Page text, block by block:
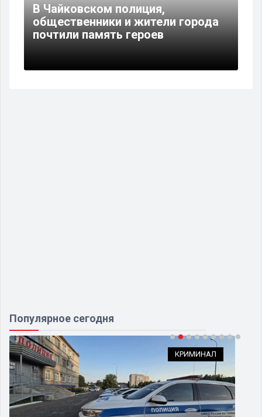
В Чайковском полиция,
общественники и жители города
почтили память героев
Популярное сегодня
КРИМИНАЛ